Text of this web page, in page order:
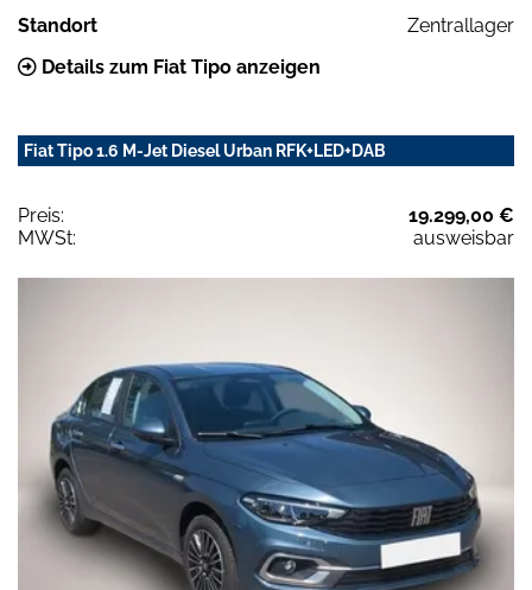
Standort
Zentrallager
Details zum Fiat Tipo anzeigen
Fiat Tipo 1.6 M-Jet Diesel Urban RFK+LED+DAB
Preis:
19.299,00 €
MWSt:
ausweisbar